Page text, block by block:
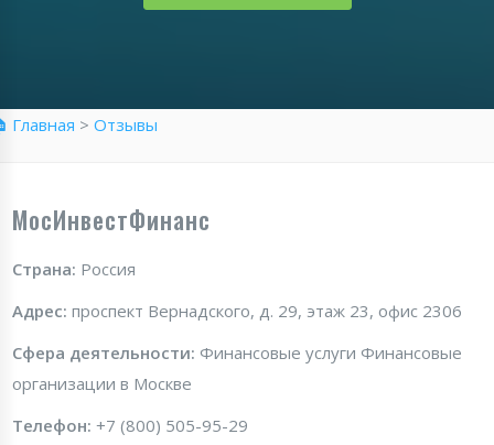
Главная > Отзывы
МосИнвестФинанс
Страна: Россия
Адрес: проспект Вернадского, д. 29, этаж 23, офис 2306
Сфера деятельности: Финансовые услуги Финансовые
организации в Москве
Телефон: +7 (800) 505-95-29